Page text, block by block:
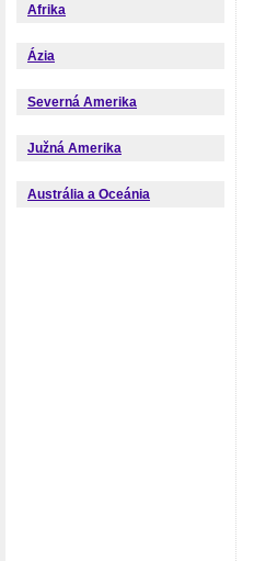
Afrika
Ázia
Severná Amerika
Južná Amerika
Austrália a Oceánia